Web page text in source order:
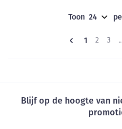
U lees
1 Pagina
2 3
Toon
Blijf op de hoogte van